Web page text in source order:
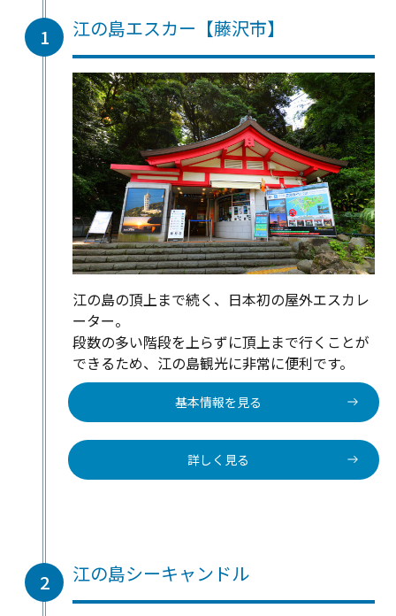
1 江の島エスカー【藤沢市】
江の島の頂上まで続く、日本初の屋外エスカレ
ーター。
段数の多い階段を上らずに頂上まで行くことが
できるため、江の島観光に非常に便利です。
基本情報を見る
詳しく見る
2 江の島シーキャンドル